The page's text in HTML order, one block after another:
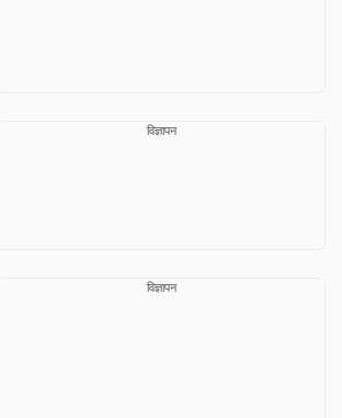
विज्ञापन
विज्ञापन